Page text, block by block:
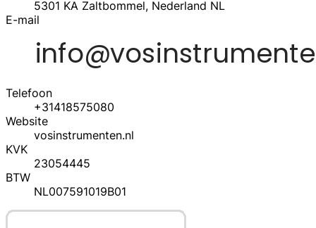
5301 KA Zaltbommel, Nederland NL
E-mail
Telefoon
+31418575080
Website
vosinstrumenten.nl
KVK
23054445
BTW
NL007591019B01